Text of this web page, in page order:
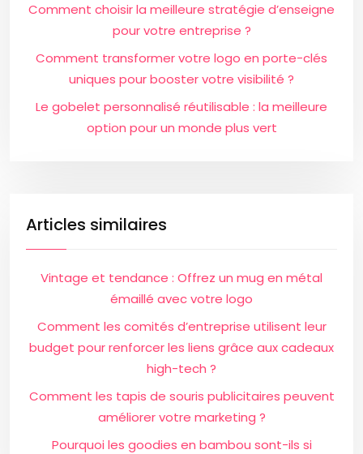
Comment choisir la meilleure stratégie d’enseigne
pour votre entreprise ?
Comment transformer votre logo en porte-clés
uniques pour booster votre visibilité ?
Le gobelet personnalisé réutilisable : la meilleure
option pour un monde plus vert
Articles similaires
Vintage et tendance : Offrez un mug en métal
émaillé avec votre logo
Comment les comités d’entreprise utilisent leur
budget pour renforcer les liens grâce aux cadeaux
high-tech ?
Comment les tapis de souris publicitaires peuvent
améliorer votre marketing ?
Pourquoi les goodies en bambou sont-ils si